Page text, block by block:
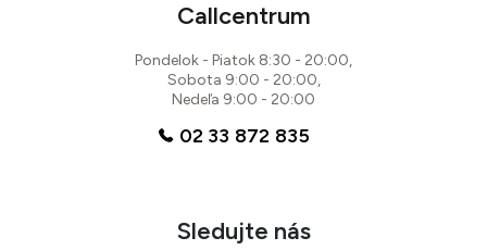
Callcentrum
Pondelok - Piatok 8:30 - 20:00,
Sobota 9:00 - 20:00,
Nedeľa 9:00 - 20:00
02 33 872 835
Sledujte nás